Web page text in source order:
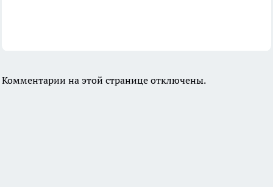
Комментарии на этой странице отключены.